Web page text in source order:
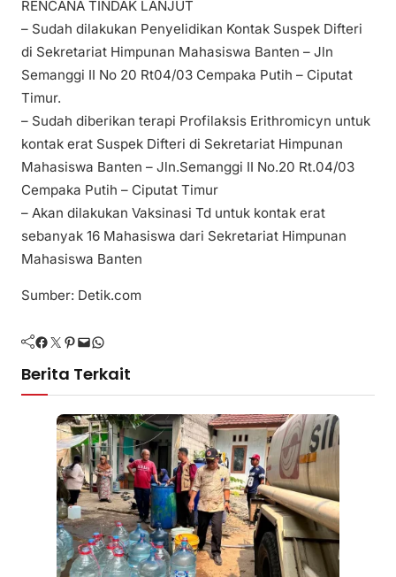
RENCANA TINDAK LANJUT
– Sudah dilakukan Penyelidikan Kontak Suspek Difteri
di Sekretariat Himpunan Mahasiswa Banten – Jln
Semanggi II No 20 Rt04/03 Cempaka Putih – Ciputat
Timur.
– Sudah diberikan terapi Profilaksis Erithromicyn untuk
kontak erat Suspek Difteri di Sekretariat Himpunan
Mahasiswa Banten – Jln.Semanggi II No.20 Rt.04/03
Cempaka Putih – Ciputat Timur
– Akan dilakukan Vaksinasi Td untuk kontak erat
sebanyak 16 Mahasiswa dari Sekretariat Himpunan
Mahasiswa Banten
Sumber: Detik.com
Facebook Twitter Pinterest Mail WhatsApp
Berita Terkait